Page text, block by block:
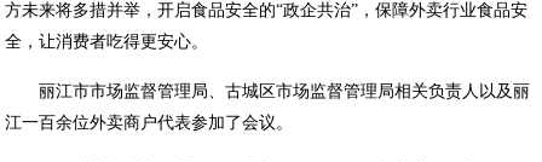
方未来将多措并举，开启食品安全的“政企共治”，保障外卖行业食品安
全，让消费者吃得更安心。
丽江市市场监督管理局、古城区市场监督管理局相关负责人以及丽
江一百余位外卖商户代表参加了会议。